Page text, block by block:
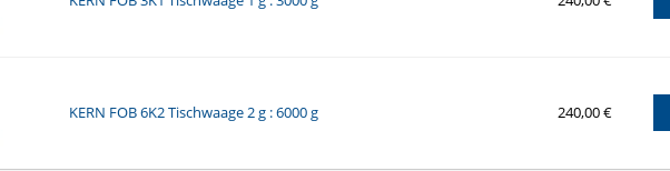
KERN FOB 6K2 Tischwaage 2 g : 6000 g 240,00 €